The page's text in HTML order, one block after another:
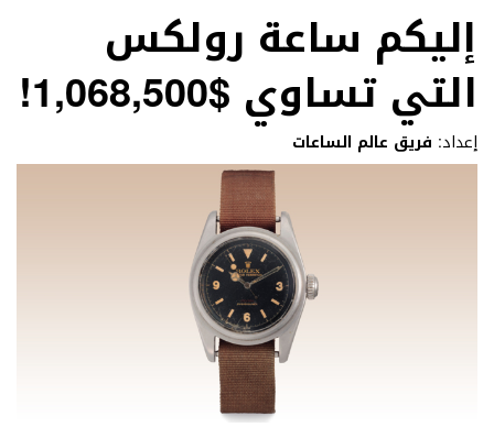
إليكم ساعة رولكس
التي تساوي $1,068,500!
إعداد: فريق عالم الساعات